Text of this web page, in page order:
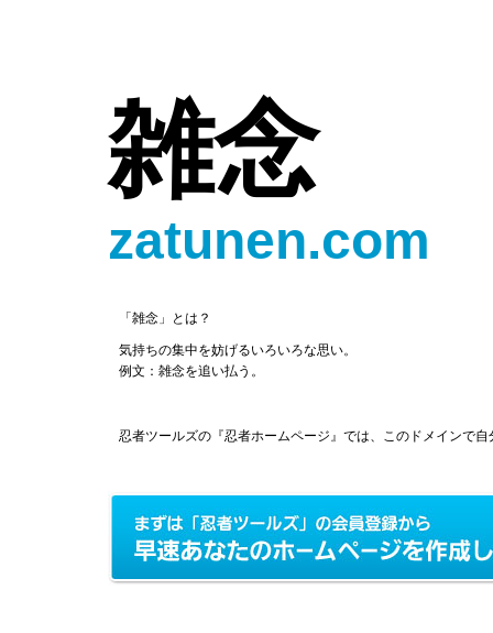
雑念
zatunen.com
「雑念」とは？
気持ちの集中を妨げるいろいろな思い。
例文：雑念を追い払う。
忍者ツールズの『忍者ホームページ』では、このドメインで